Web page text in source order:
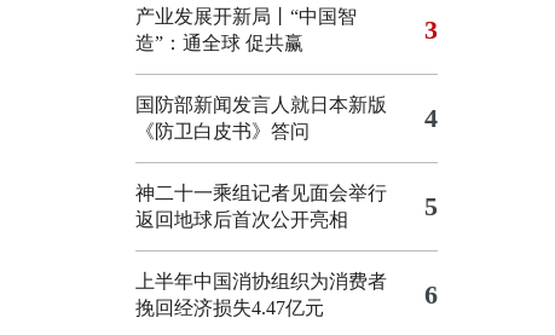
产业发展开新局丨“中国智
造”：通全球 促共赢
3
国防部新闻发言人就日本新版
《防卫白皮书》答问
4
神二十一乘组记者见面会举行
返回地球后首次公开亮相
5
上半年中国消协组织为消费者
挽回经济损失4.47亿元
6